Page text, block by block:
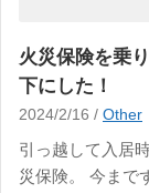
火災保険を乗
下にした！
2024/2/16 / Other
引っ越して入居
災保険。 今まで